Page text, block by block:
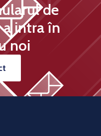
de
intra în
noi